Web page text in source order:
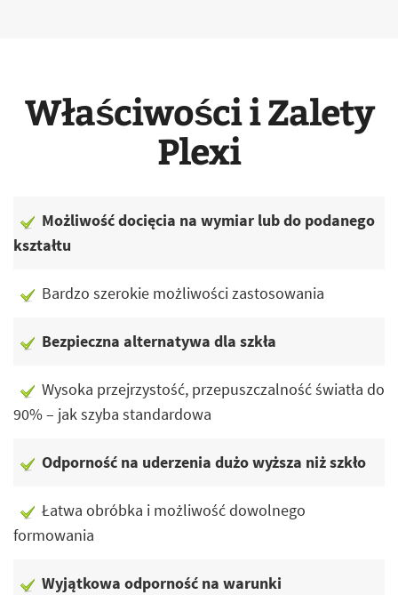
Właściwości i Zalety
Plexi
Możliwość docięcia na wymiar lub do podanego
kształtu
Bardzo szerokie możliwości zastosowania
Bezpieczna alternatywa dla szkła
Wysoka przejrzystość, przepuszczalność światła do
90% – jak szyba standardowa
Odporność na uderzenia dużo wyższa niż szkło
Łatwa obróbka i możliwość dowolnego
formowania
Wyjątkowa odporność na warunki